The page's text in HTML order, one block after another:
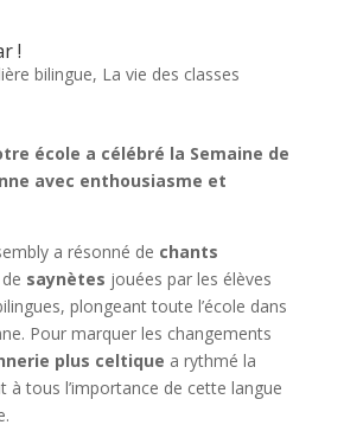
ai
l g
!
bilingue, La vie des classes
école a célébré la Semaine de
avec enthousiasme et
a résonné de chants
saynètes jouées par les élèves
plongeant toute l’école dans
Pour marquer les changements
plus celtique a rythmé la
à tous l’importance de cette langue